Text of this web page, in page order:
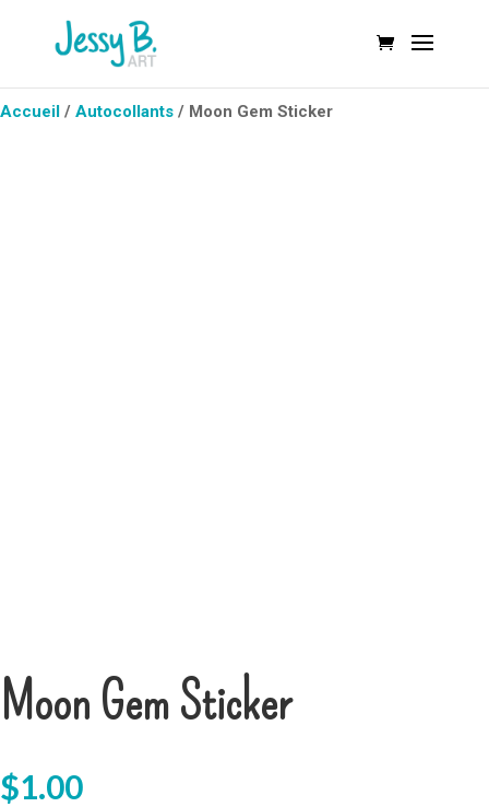
Accueil / Autocollants / Moon Gem Sticker
Moon Gem Sticker
$1.00